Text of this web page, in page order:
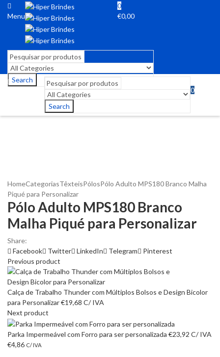
Menu
0
€0,00
Search
Search
0
HomeCategoriasTêxteisPólosPólo Adulto MPS180 Branco Malha
Piqué para Personalizar
Pólo Adulto MPS180 Branco
Malha Piqué para Personalizar
Share:
Facebook
Twitter LinkedIn Telegram
Pinterest
Previous product
Calça de Trabalho Thunder com Múltiplos Bolsos e Design Bicolor
para Personalizar€19,68 C/ IVA
Next product
Parka Impermeável com Forro para ser personalizada €23,92 C/ IVA
€4,86 C/ IVA